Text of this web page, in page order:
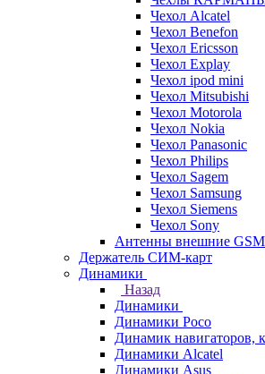
Чехол Alcatel
Чехол Benefon
Чехол Ericsson
Чехол Explay
Чехол ipod mini
Чехол Mitsubishi
Чехол Motorola
Чехол Nokia
Чехол Panasonic
Чехол Philips
Чехол Sagem
Чехол Samsung
Чехол Siemens
Чехол Sony
Антенны внешние GSM
Держатель СИМ-карт
Динамики
Назад
Динамики
Динамики Poco
Динамик навигаторов,
Динамики Alcatel
Динамики Asus